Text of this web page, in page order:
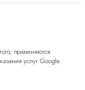
применяются
услуг Google.